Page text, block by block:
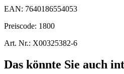
EAN: 7640186554053
Preiscode: 1800
Art. Nr.: X00325382-6
Das könnte Sie auch